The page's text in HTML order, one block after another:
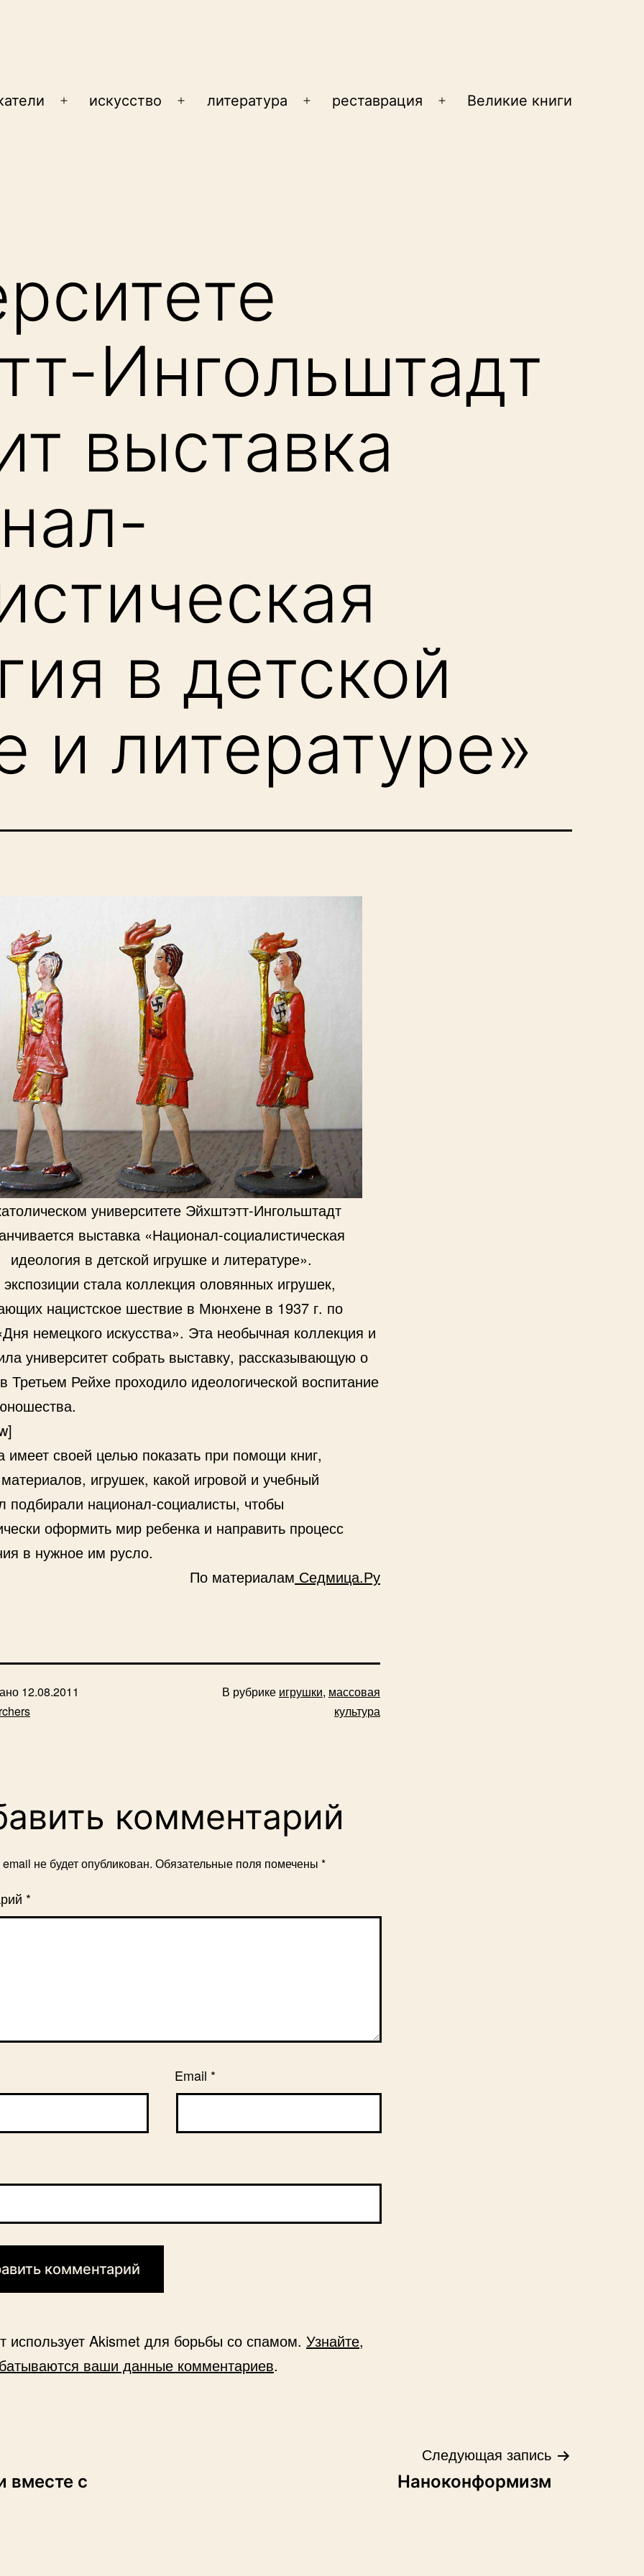
Открытьискусство
Открытьлитература
Открытьреставрация
ОткрытьВеликие книги
Ингольштадт
выставка
в детской
и литературе»
университете Эйхштэтт-Ингольштадт
выставка «Национал-социалистическая
идеология в детской игрушке и литературе».
стала коллекция оловянных игрушек,
нацистское шествие в Мюнхене в 1937 г. по
немецкого искусства». Эта необычная коллекция и
университет собрать выставку, рассказывающую о
Третьем Рейхе проходило идеологической воспитание
имеет своей целью показать при помощи книг,
игрушек, какой игровой и учебный
подбирали национал-социалисты, чтобы
оформить мир ребенка и направить процесс
в нужное им русло.
По материалам Седмица.Ру
12.08.2011
В рубрике игрушки, массовая
культура
комментарий
не будет опубликован. Обязательные поля помечены *
*
Email *
использует Akismet для борьбы со спамом. Узнайте,
ваши данные комментариев.
вместе с
Следующая запись
Наноконформизм